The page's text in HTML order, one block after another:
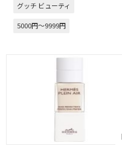
グッチ ビューティ
5000円～9999円